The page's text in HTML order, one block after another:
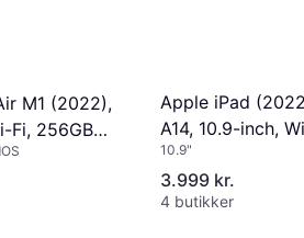
M1 (2022),
Fi, 256GB
Apple iPad
A14, 10.9-inch,
256GB Silver
10.9"
3.999 kr.
4 butikker